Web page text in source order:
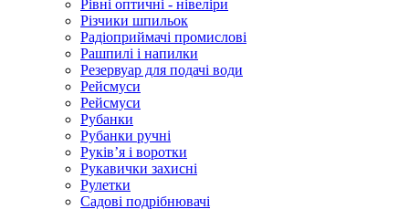
Рівні оптичні - нівеліри
Різчики шпильок
Радіоприймачі промислові
Рашпилі і напилки
Резервуар для подачі води
Рейсмуси
Рейсмуси
Рубанки
Рубанки ручні
Руківʼя і воротки
Рукавички захисні
Рулетки
Садові подрібнювачі